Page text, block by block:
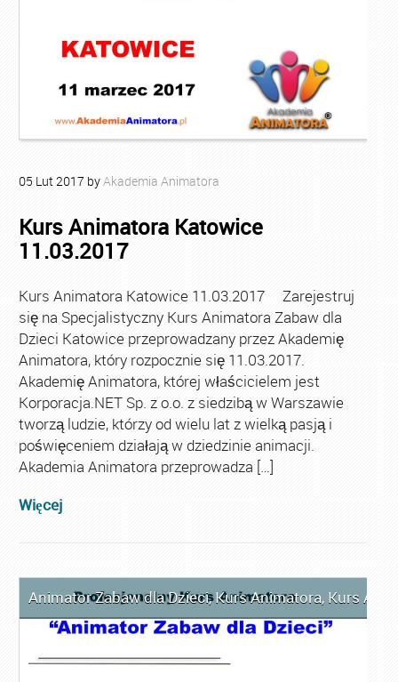
05 Lut 2017 byAkademia Animatora
Kurs Animatora Katowice
11.03.2017
Kurs Animatora Katowice 11.03.2017 Zarejestruj
się na Specjalistyczny Kurs Animatora Zabaw dla
Dzieci Katowice przeprowadzany przez Akademię
Animatora, który rozpocznie się 11.03.2017.
Akademię Animatora, której właścicielem jest
Korporacja.NET Sp. z o.o. z siedzibą w Warszawie
tworzą ludzie, którzy od wielu lat z wielką pasją i
poświęceniem działają w dziedzinie animacji.
Akademia Animatora przeprowadza […]
Więcej
Animator Zabaw dla Dzieci,Kurs Animatora, Kurs